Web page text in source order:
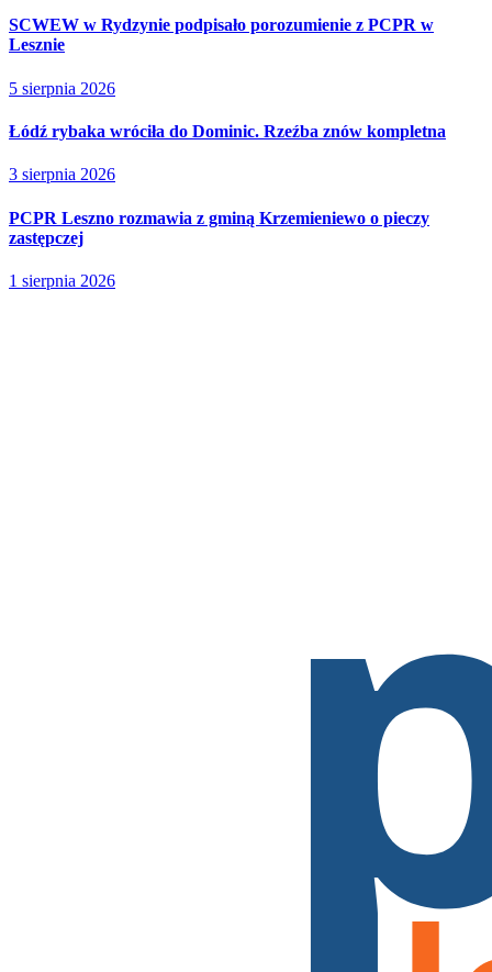
SCWEW w Rydzynie podpisało porozumienie z PCPR w
Lesznie
5 sierpnia 2026
Łódź rybaka wróciła do Dominic. Rzeźba znów kompletna
3 sierpnia 2026
PCPR Leszno rozmawia z gminą Krzemieniewo o pieczy
zastępczej
1 sierpnia 2026